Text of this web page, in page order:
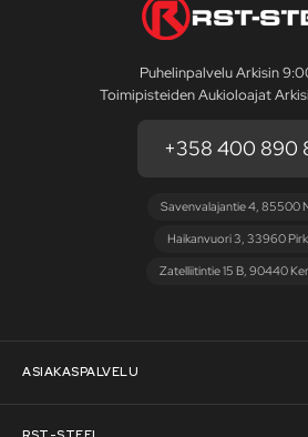
Puhelinpalvelu Arkisin
Toimipisteiden Aukioloajat
+358 400 890
Savenvalajantie 4, 85500
Haikanvuori 3, 33960
Zatelliitintie 15 B, 90440
ASIAKASPALVELU
Asiakaspalvelu